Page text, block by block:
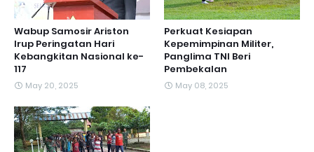
Wabup Samosir Ariston
Irup Peringatan Hari
Kebangkitan Nasional ke-
117
May 20, 2025
Perkuat Kesiapan
Kepemimpinan Militer,
Panglima TNI Beri
Pembekalan
May 08, 2025